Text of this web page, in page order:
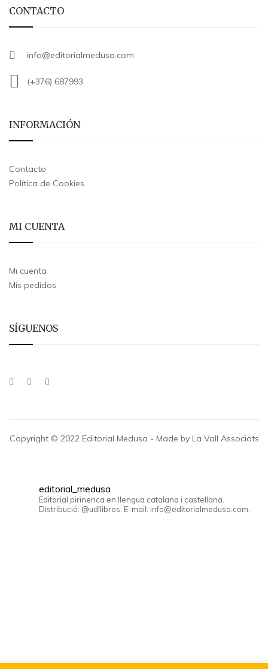
CONTACTO
info@editorialmedusa.com
(+376) 687993
INFORMACIÓN
Contacto
Política de Cookies
MI CUENTA
Mi cuenta
Mis pedidos
SÍGUENOS
Copyright © 2022 Editorial Medusa - Made by La Vall Associats
editorial_medusa
Editorial pirinenca en llengua catalana i castellana.
Distribució: @udllibros. E-mail: info@editorialmedusa.com.